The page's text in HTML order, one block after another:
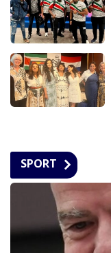
SPORT